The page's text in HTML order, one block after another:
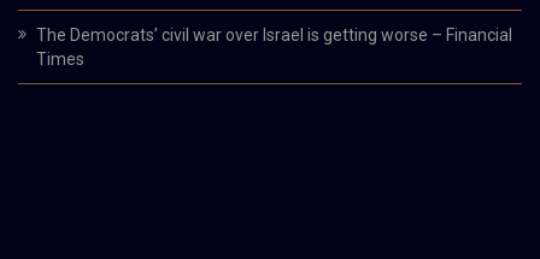
The Democrats’ civil war over Israel is getting worse – Financial
Times